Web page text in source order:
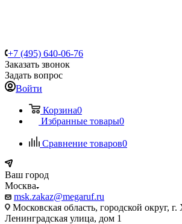
+7 (495) 640-06-76
Заказать звонок
Задать вопрос
Войти
Корзина0
Избранные товары0
Сравнение товаров0
Ваш город
Москва
msk.zakaz@megaruf.ru
Московская область, городской округ,
Ленинградская улица, дом 1